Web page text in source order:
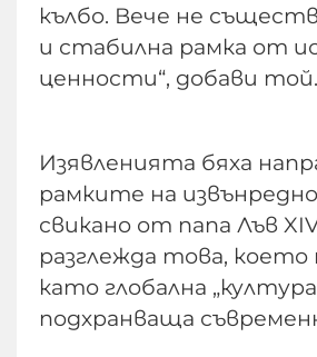
кълбо. Вече не
и стабилна рамка от
ценности“, добави той.
Изявленията бяха
рамките на
свикано от папа Лъв
разглежда това,
като глобална
подхранваща